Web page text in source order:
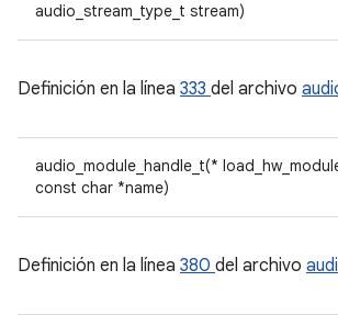
audio_stream_type_t stream)
Definición en la línea 333 del archivo
audio_module_handle_t(*
const char *name)
Definición en la línea 380 del archivo